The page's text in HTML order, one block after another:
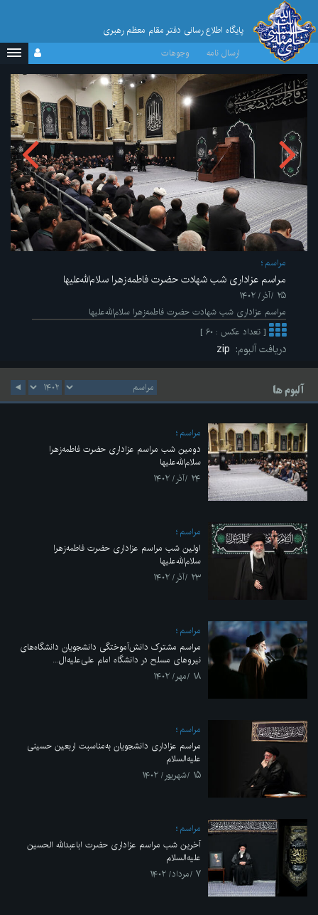
پایگاه اطلاع رسانی دفتر مقام معظم رهبری
ارسال نامه
وجوهات
مراسم
مراسم عزاداری شب شهادت حضرت فاطمه‌زهرا سلام‌الله‌علیها
۲۵ /آذر/ ۱۴۰۲
مراسم عزاداری شب شهادت حضرت فاطمه‌زهرا سلام‌الله‌علیها
[ تعداد عکس : ۶۰ ]
دریافت آلبوم:
آلبوم ها
مراسم
دومین شب مراسم عزاداری حضرت فاطمه‌زهرا
سلام‌الله‌علیها
۲۴ /آذر/ ۱۴۰۲
مراسم
اولین شب مراسم عزاداری حضرت فاطمه‌زهرا
سلام‌الله‌علیها
۲۳ /آذر/ ۱۴۰۲
مراسم
مراسم مشترک دانش‌آموختگی دانشجویان دانشگاه‌های
نیروهای مسلح در دانشگاه امام علی‌علیه‌ال...
۱۸ /مهر/ ۱۴۰۲
مراسم
مراسم عزاداری دانشجویان به‌مناسبت اربعین حسینی
علیه‌السلام
۱۵ /شهریور/ ۱۴۰۲
مراسم
آخرین شب مراسم عزاداری حضرت اباعبدالله الحسین
علیه‌السلام
۷ /مرداد/ ۱۴۰۲